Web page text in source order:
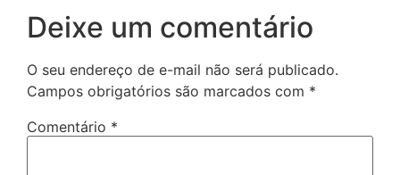
Deixe um comentário
O seu endereço de e-mail não será publicado.
Campos obrigatórios são marcados com *
Comentário *